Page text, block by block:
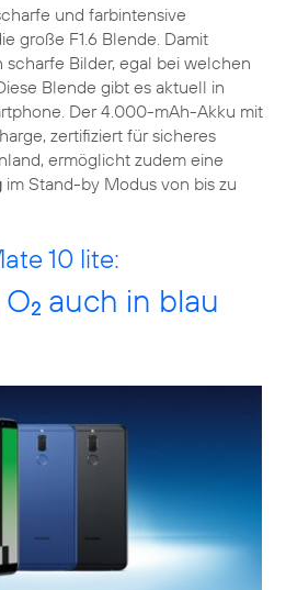
und farbintensive
große F1.6 Blende. Damit
Bilder, egal bei welchen
Blende gibt es aktuell in
Der 4.000-mAh-Akku mit
zertifiziert für sicheres
ermöglicht zudem eine
im Stand-by Modus von bis zu
10 lite:
2 auch in blau